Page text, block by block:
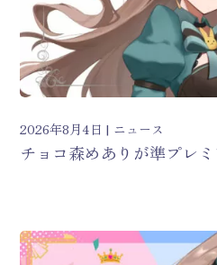
2026年8月4日 ニュース
チョコ森めありが準プレ